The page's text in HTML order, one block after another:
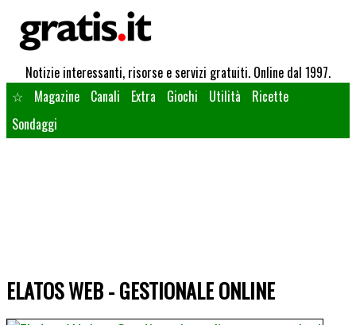
Notizie interessanti, risorse e servizi gratuiti. Online dal 1997.
☆
Magazine Canali Extra Giochi Utilità
Ricette
Sondaggi
ELATOS WEB - GESTIONALE ONLINE